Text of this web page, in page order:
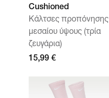
Cushioned
Κάλτσες προπόνησης
μεσαίου ύψους (τρία
ζευγάρια)
15,99 €